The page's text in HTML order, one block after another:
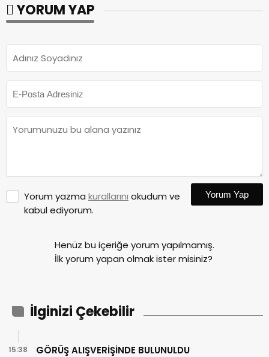
YORUM YAP
Yorum yazma kurallarını okudum ve
kabul ediyorum.
Yorum Yap
Henüz bu içeriğe yorum yapılmamış.
İlk yorum yapan olmak ister misiniz?
İlginizi Çekebilir
GÖRÜŞ ALIŞVERİŞİNDE BULUNULDU
15:38